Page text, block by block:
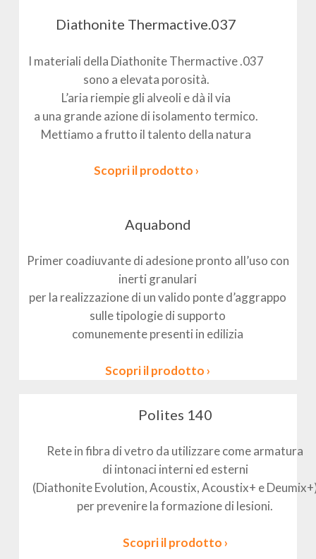
Diathonite Thermactive.037
I materiali della Diathonite Thermactive .037
sono a elevata porosità.
L’aria riempie gli alveoli e dà il via
a una grande azione di isolamento termico.
Mettiamo a frutto il talento della natura
Scopri il prodotto ›
Aquabond
Primer coadiuvante di adesione pronto all’uso con
inerti granulari
per la realizzazione di un valido ponte d’aggrappo
sulle tipologie di supporto
comunemente presenti in edilizia
Scopri il prodotto ›
Polites 140
Rete in fibra di vetro da utilizzare come armatura
di intonaci interni ed esterni
(Diathonite Evolution, Acoustix, Acoustix+ e
per prevenire la formazione di lesioni.
Scopri il prodotto ›